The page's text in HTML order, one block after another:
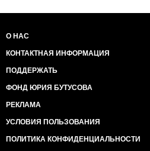
О НАС
КОНТАКТНАЯ ИНФОРМАЦИЯ
ПОДДЕРЖАТЬ
ФОНД ЮРИЯ БУТУСОВА
РЕКЛАМА
УСЛОВИЯ ПОЛЬЗОВАНИЯ
ПОЛИТИКА КОНФИДЕНЦИАЛЬНОСТИ